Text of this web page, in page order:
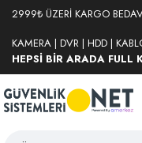
2999₺ ÜZERİ KARGO
KAMERA | DVR | HDD |
HEPSİ BİR ARADA FULL